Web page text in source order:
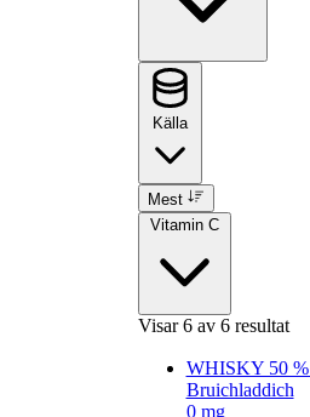
Källa
Mest
Vitamin C
Visar6av 6 resultat
WHISKY 50 %
Bruichladdich
0 mg